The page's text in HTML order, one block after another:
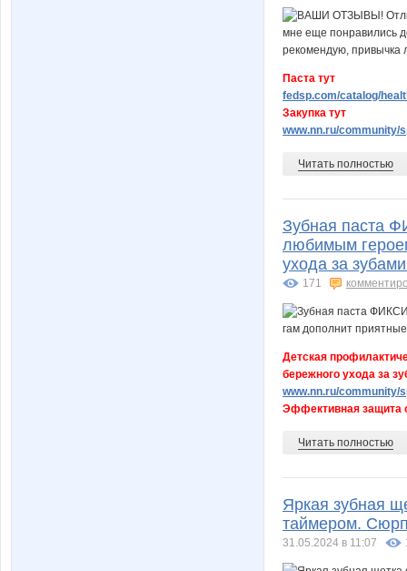
Паста тут
fedsp.com/catalog/
Закупка тут
www.nn.ru/community/
Читать полностью
Зубная паста
любимым
ухода за
171
Детская
бережного ухода за
www.nn.ru/community/
Эффективная защита
Читать полностью
Яркая зубная
таймером.
31.05.2024 в 11:07